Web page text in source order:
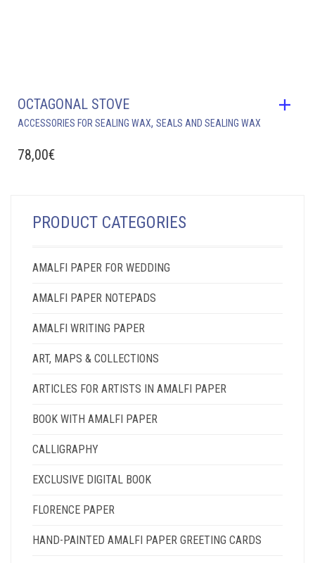
OCTAGONAL STOVE
ACCESSORIES FOR SEALING WAX, SEALS AND SEALING WAX
78,00€
PRODUCT CATEGORIES
AMALFI PAPER FOR WEDDING
AMALFI PAPER NOTEPADS
AMALFI WRITING PAPER
ART, MAPS & COLLECTIONS
ARTICLES FOR ARTISTS IN AMALFI PAPER
BOOK WITH AMALFI PAPER
CALLIGRAPHY
EXCLUSIVE DIGITAL BOOK
FLORENCE PAPER
HAND-PAINTED AMALFI PAPER GREETING CARDS